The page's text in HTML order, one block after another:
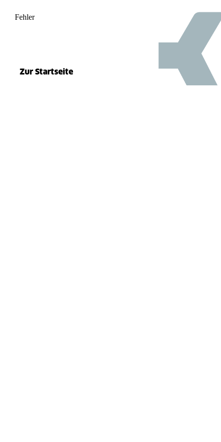
Fehler 500
Zur Startseite